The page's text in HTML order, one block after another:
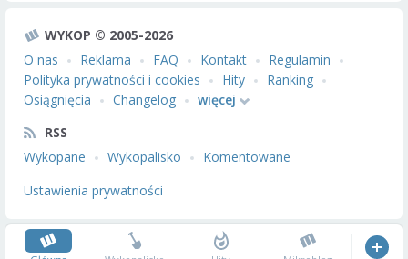
WYKOP © 2005-2026
O nas
Reklama FAQ Kontakt
Regulamin
Polityka prywatności i cookies
Hity
Ranking
Osiągnięcia
Changelog
więcej
RSS
Wykopane
Wykopalisko
Komentowane
Ustawienia prywatności